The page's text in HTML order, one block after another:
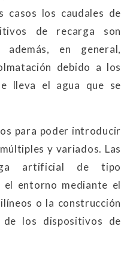
casos los caudales de
de recarga son
además, en general,
debido a los
lleva el agua que se
para poder introducir
y variados. Las
artificial de tipo
entorno mediante el
o la construcción
los dispositivos de